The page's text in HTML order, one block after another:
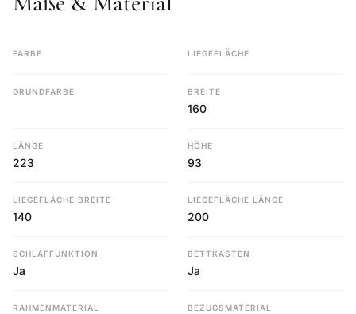
FARBE LIEGEFLÄCHE
GRUNDFARBE BREITE
160
LÄNGE
223
HÖHE
93
LIEGEFLÄCHE BREITE
140
LIEGEFLÄCHE LÄNGE
200
SCHLAFFUNKTION
Ja
BETTKASTEN
Ja
RAHMENMATERIAL BEZUGSMATERIAL